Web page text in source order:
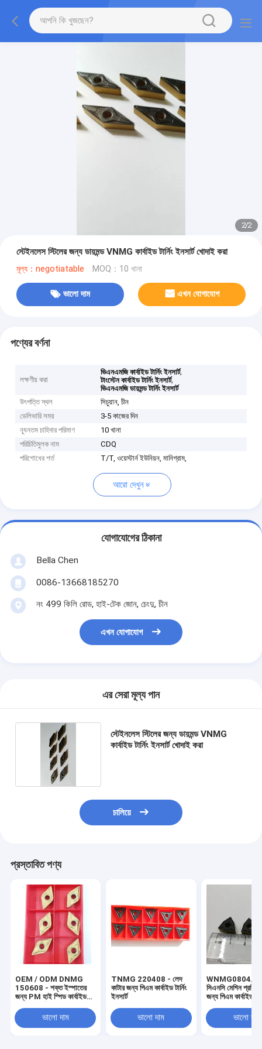
2/2
স্টেইনলেস স্টিলের জন্য ডায়মন্ড VNMG কার্বাইড টার্নিং ইনসার্ট খোদাই করা
মূল্য：negotiatable MOQ：10 খানা
ভালো দাম এখন যোগাযোগ
পণ্যের বর্ণনা
লক্ষণীয় করা
ভিএনএমজি কার্বাইড টার্নিং ইনসার্ট,
টাংস্টেন কার্বাইড টার্নিং ইনসার্ট,
ভিএনএমজি ডায়মন্ড টার্নিং ইনসার্ট
উৎপত্তি স্থল
সিচুয়ান, চীন
ডেলিভারি সময়
3-5 কাজের দিন
ন্যূনতম চাহিদার পরিমাণ
10 খানা
পরিচিতিমুলক নাম
CDQ
পরিশোধের শর্ত
T/T, ওয়েস্টার্ন ইউনিয়ন, মানিগ্রাম,
আরো দেখুন
যোগাযোগের ঠিকানা
Bella Chen
0086-13668185270
নং 499 কিলি রোড, হাই-টেক জোন, চেংদু, চীন
এখন যোগাযোগ
এর সেরা মূল্য পান
স্টেইনলেস স্টিলের জন্য ডায়মন্ড VNMG
কার্বাইড টার্নিং ইনসার্ট খোদাই করা
চালিয়ে
প্রস্তাবিত পণ্য
OEM / ODM DNMG
150608 - শক্ত ইস্পাতের
জন্য PM হাই স্পিড কার্বাইড
ভালো দাম
TNMG 220408 - লেদ
কাটার জন্য পিএম কার্বাইড টার্নিং
ইনসার্ট
ভালো দাম
WNMG0804/
সিএনসি মেশিন
জন্য পিএম কার্বাইড
ভালো দাম